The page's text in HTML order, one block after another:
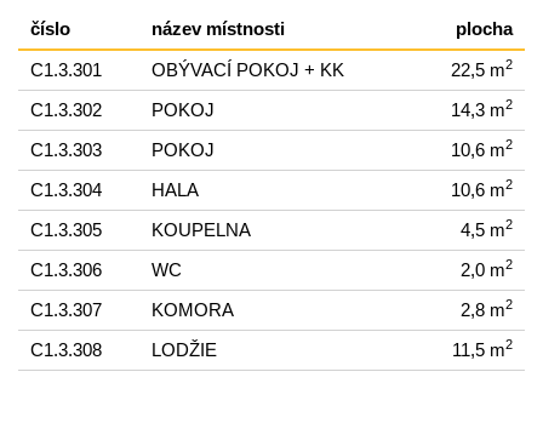
číslo název místnosti plocha
C1.3.301 OBÝVACÍ POKOJ + KK 22,5 m2
C1.3.302 POKOJ 14,3 m2
C1.3.303 POKOJ 10,6 m2
C1.3.304 HALA 10,6 m2
C1.3.305 KOUPELNA 4,5 m2
C1.3.306 WC 2,0 m2
C1.3.307 KOMORA 2,8 m2
C1.3.308 LODŽIE 11,5 m2